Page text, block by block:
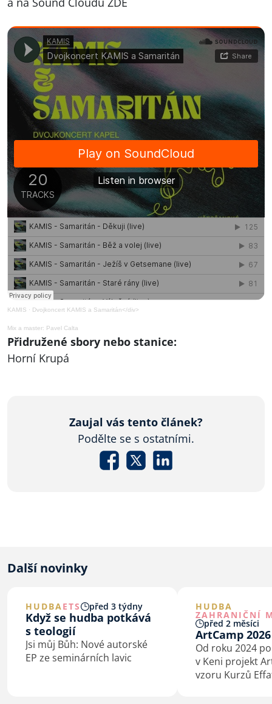
KAMIS · Dvojkoncert KAMIS a Samaritán</div>
Mix a master: Pavel Calta
Přidružené sbory nebo stanice:
Horní Krupá
Zaujal vás tento článek?
Podělte se s ostatními.
Další novinky
HUDBAETS před 3 týdny
Když se hudba potkává
s teologií
Jsi můj Bůh: Nové autorské
EP ze seminárních lavic
HUDBA
ZAHRANIČNÍ
před 2 měsíci
ArtCamp 2026
Od roku 2024
v Keni projekt
vzoru Kurzů